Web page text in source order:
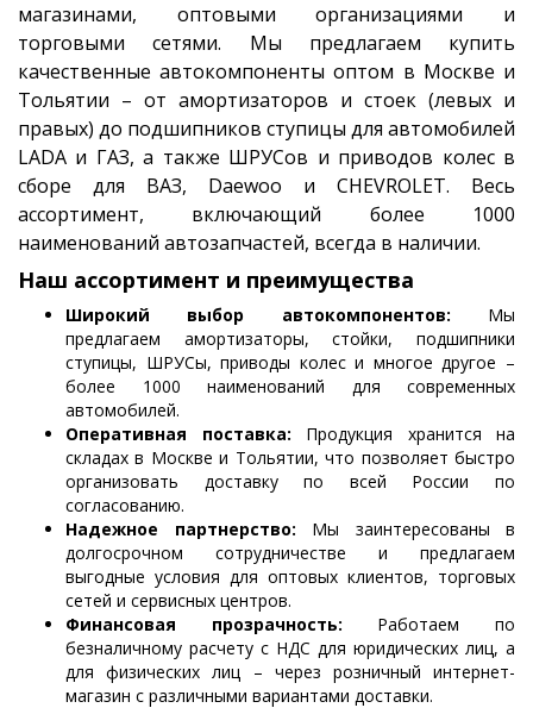
магазинами, оптовыми организациями и
торговыми сетями. Мы предлагаем купить
качественные автокомпоненты оптом в Москве и
Тольятии – от амортизаторов и стоек (левых и
правых) до подшипников ступицы для автомобилей
LADA и ГАЗ, а также ШРУСов и приводов колес в
сборе для ВАЗ, Daewoo и CHEVROLET. Весь
ассортимент, включающий более 1000
наименований автозапчастей, всегда в наличии.
Наш ассортимент и преимущества
Широкий выбор автокомпонентов: Мы
предлагаем амортизаторы, стойки, подшипники
ступицы, ШРУСы, приводы колес и многое другое –
более 1000 наименований для современных
автомобилей.
Оперативная поставка: Продукция хранится на
складах в Москве и Тольятии, что позволяет быстро
организовать доставку по всей России по
согласованию.
Надежное партнерство: Мы заинтересованы в
долгосрочном сотрудничестве и предлагаем
выгодные условия для оптовых клиентов, торговых
сетей и сервисных центров.
Финансовая прозрачность: Работаем по
безналичному расчету с НДС для юридических лиц, а
для физических лиц – через розничный интернет-
магазин с различными вариантами доставки.